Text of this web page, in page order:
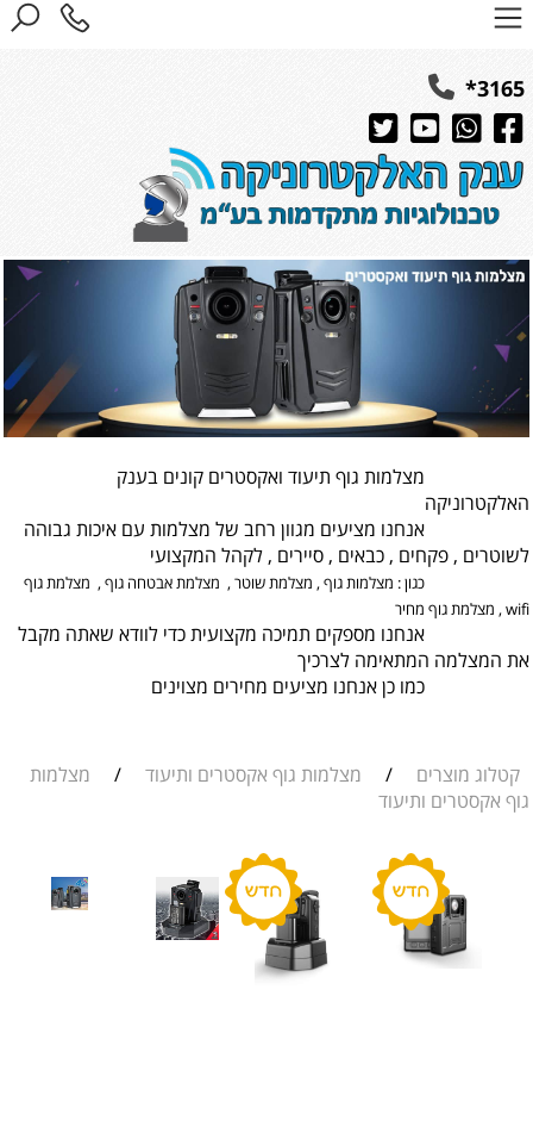
3165*
מצלמות גוף תיעוד ואקסטרים קונים בענק
האלקטרוניקה
אנחנו מציעים מגוון רחב של מצלמות עם איכות גבוהה
לשוטרים , פקחים , כבאים , סיירים , לקהל המקצועי
כגון : מצלמות גוף , מצלמת שוטר , מצלמת אבטחה גוף , מצלמת גוף
wifi , מצלמת גוף מחיר
אנחנו מספקים תמיכה מקצועית כדי לוודא שאתה מקבל
את המצלמה המתאימה לצרכיך
כמו כן אנחנו מציעים מחירים מצוינים
קטלוג מוצרים / מצלמות גוף אקסטרים ותיעוד /
מצלמות
גוף אקסטרים ותיעוד